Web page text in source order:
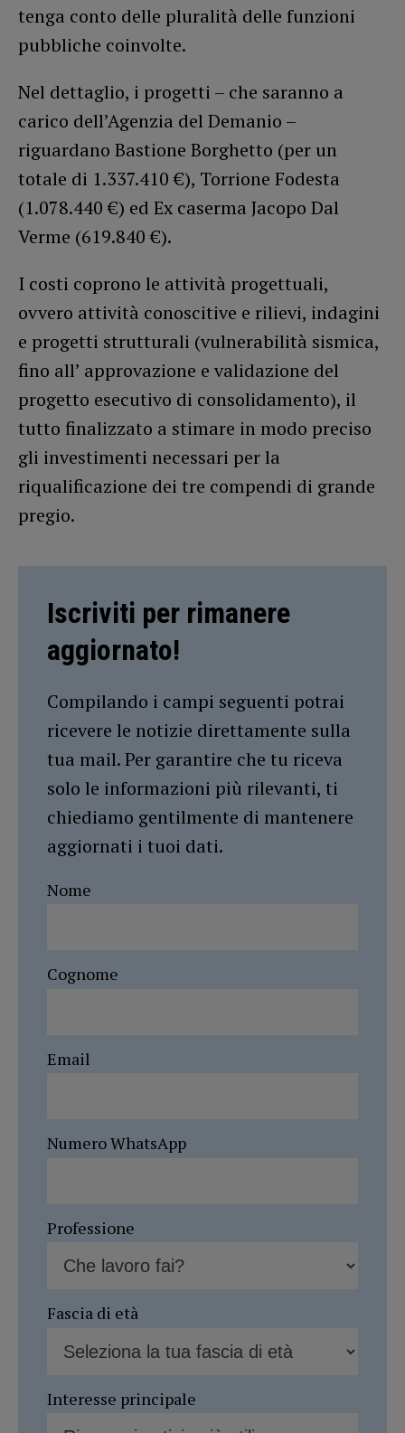
tenga conto delle pluralità delle funzioni
pubbliche coinvolte.
Nel dettaglio, i progetti – che saranno a
carico dell’Agenzia del Demanio –
riguardano Bastione Borghetto (per un
totale di 1.337.410 €), Torrione Fodesta
(1.078.440 €) ed Ex caserma Jacopo Dal
Verme (619.840 €).
I costi coprono le attività progettuali,
ovvero attività conoscitive e rilievi, indagini
e progetti strutturali (vulnerabilità sismica,
fino all’ approvazione e validazione del
progetto esecutivo di consolidamento), il
tutto finalizzato a stimare in modo preciso
gli investimenti necessari per la
riqualificazione dei tre compendi di grande
pregio.
Iscriviti per rimanere
aggiornato!
Compilando i campi seguenti potrai
ricevere le notizie direttamente sulla
tua mail. Per garantire che tu riceva
solo le informazioni più rilevanti, ti
chiediamo gentilmente di mantenere
aggiornati i tuoi dati.
Nome
Cognome
Email
Numero WhatsApp
Professione
Fascia di età
Interesse principale